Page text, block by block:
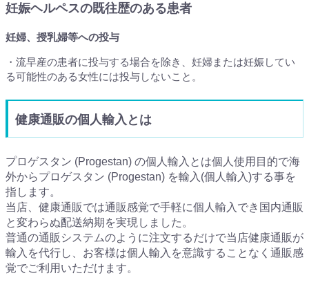
妊娠ヘルペスの既往歴のある患者
妊婦、授乳婦等への投与
・流早産の患者に投与する場合を除き、妊婦または妊娠してい
る可能性のある女性には投与しないこと。
健康通販の個人輸入とは
プロゲスタン (Progestan) の個人輸入とは個人使用目的で海
外からプロゲスタン (Progestan) を輸入(個人輸入)する事を
指します。
当店、健康通販では通販感覚で手軽に個人輸入でき国内通販
と変わらぬ配送納期を実現しました。
普通の通販システムのように注文するだけで当店健康通販が
輸入を代行し、お客様は個人輸入を意識することなく通販感
覚でご利用いただけます。